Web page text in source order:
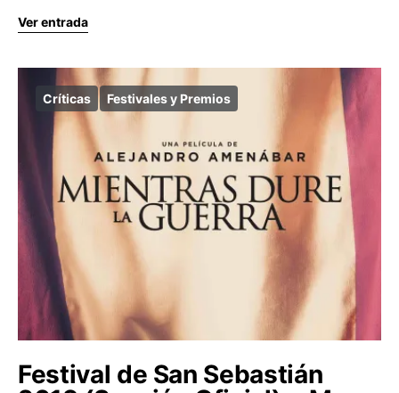
Ver entrada
Críticas Festivales y Premios
Festival de San Sebastián